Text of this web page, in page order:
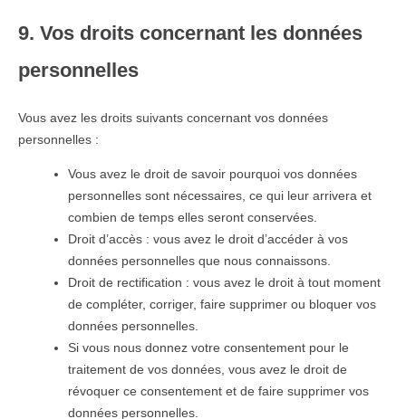
9. Vos droits concernant les données
personnelles
Vous avez les droits suivants concernant vos données
personnelles :
Vous avez le droit de savoir pourquoi vos données
personnelles sont nécessaires, ce qui leur arrivera et
combien de temps elles seront conservées.
Droit d’accès : vous avez le droit d’accéder à vos
données personnelles que nous connaissons.
Droit de rectification : vous avez le droit à tout moment
de compléter, corriger, faire supprimer ou bloquer vos
données personnelles.
Si vous nous donnez votre consentement pour le
traitement de vos données, vous avez le droit de
révoquer ce consentement et de faire supprimer vos
données personnelles.